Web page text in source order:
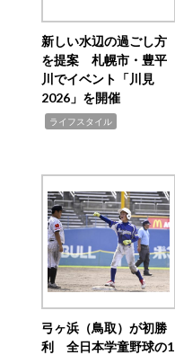
新しい水辺の過ごし方
を提案 札幌市・豊平
川でイベント「川見
2026」を開催
ライフスタイル
弓ヶ浜（鳥取）が初勝
利 全日本学童野球の1